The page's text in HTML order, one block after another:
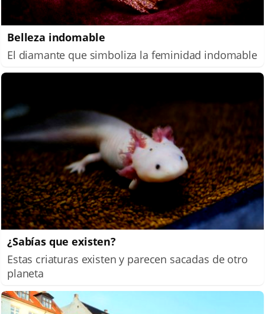
Belleza indomable
El diamante que simboliza la feminidad indomable
¿Sabías que existen?
Estas criaturas existen y parecen sacadas de otro
planeta